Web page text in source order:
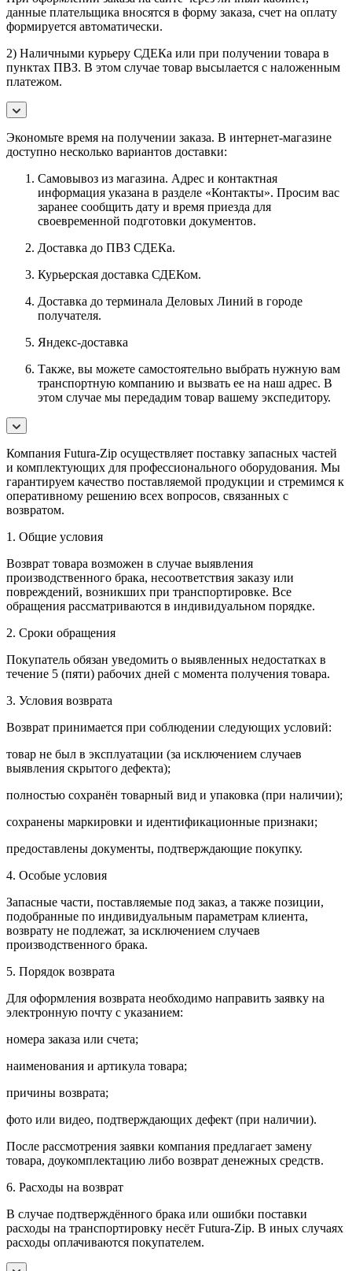
данные плательщика вносятся в форму заказа, счет на оплату
формируется автоматически.
2) Наличными курьеру СДЕКа или при получении товара в
пунктах ПВЗ. В этом случае товар высылается с наложенным
платежом.
Экономьте время на получении заказа. В интернет-магазине
доступно несколько вариантов доставки:
Самовывоз из магазина. Адрес и контактная
информация указана в разделе «Контакты». Просим вас
заранее сообщить дату и время приезда для
своевременной подготовки документов.
Доставка до ПВЗ СДЕКа.
Курьерская доставка СДЕКом.
Доставка до терминала Деловых Линий в городе
получателя.
Яндекс-доставка
Также, вы можете самостоятельно выбрать нужную вам
транспортную компанию и вызвать ее на наш адрес. В
этом случае мы передадим товар вашему экспедитору.
Компания Futura-Zip осуществляет поставку запасных частей
и комплектующих для профессионального оборудования. Мы
гарантируем качество поставляемой продукции и стремимся к
оперативному решению всех вопросов, связанных с
возвратом.
1. Общие условия
Возврат товара возможен в случае выявления
производственного брака, несоответствия заказу или
повреждений, возникших при транспортировке. Все
обращения рассматриваются в индивидуальном порядке.
2. Сроки обращения
Покупатель обязан уведомить о выявленных недостатках в
течение 5 (пяти) рабочих дней с момента получения товара.
3. Условия возврата
Возврат принимается при соблюдении следующих условий:
товар не был в эксплуатации (за исключением случаев
выявления скрытого дефекта);
полностью сохранён товарный вид и упаковка (при наличии);
сохранены маркировки и идентификационные признаки;
предоставлены документы, подтверждающие покупку.
4. Особые условия
Запасные части, поставляемые под заказ, а также позиции,
подобранные по индивидуальным параметрам клиента,
возврату не подлежат, за исключением случаев
производственного брака.
5. Порядок возврата
Для оформления возврата необходимо направить заявку на
электронную почту с указанием:
номера заказа или счета;
наименования и артикула товара;
причины возврата;
фото или видео, подтверждающих дефект (при наличии).
После рассмотрения заявки компания предлагает замену
товара, доукомплектацию либо возврат денежных средств.
6. Расходы на возврат
В случае подтверждённого брака или ошибки поставки
расходы на транспортировку несёт Futura-Zip. В иных случаях
расходы оплачиваются покупателем.